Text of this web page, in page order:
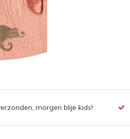
morgen blije kids!